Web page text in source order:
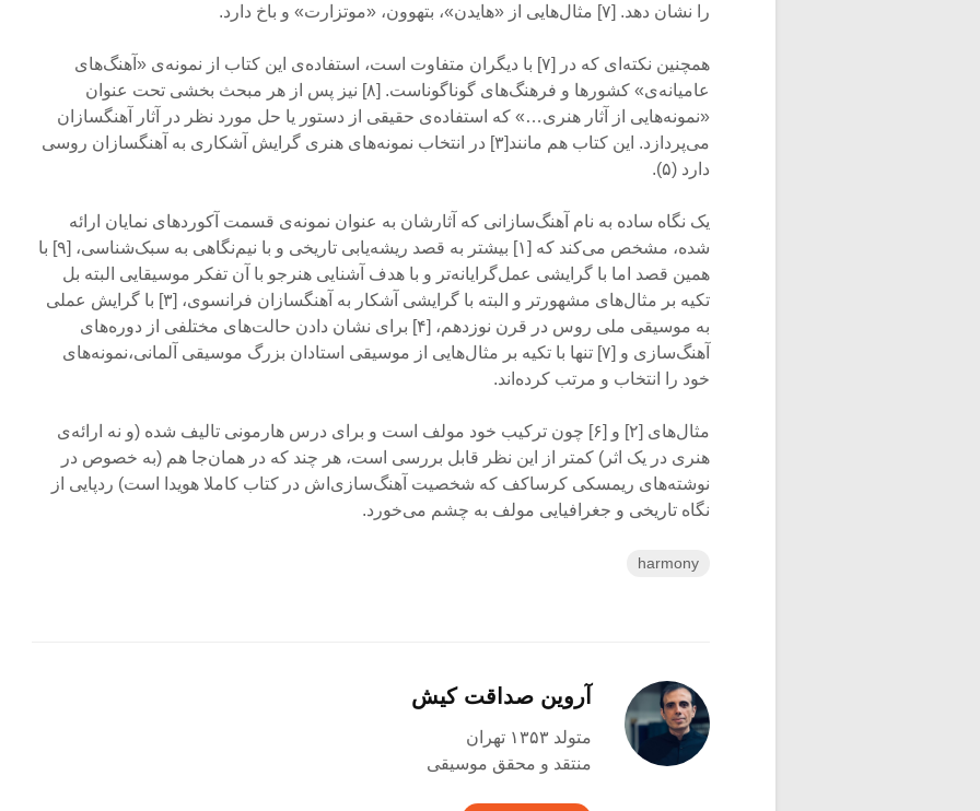
را نشان دهد. [۷] مثال‌هایی از «هایدن»، بتهوون، «موتزارت» و باخ دارد.
همچنین نکته‌ای که در [۷] با دیگران متفاوت است، استفاده‌ی این کتاب از نمونه‌ی «آهنگ‌های
عامیانه‌ی» کشورها و فرهنگ‌های گوناگوناست. [۸] نیز پس از هر مبحث بخشی تحت عنوان
«نمونه‌هایی از آثار هنری…» که استفاده‌ی حقیقی از دستور یا حل مورد نظر در آثار آهنگسازان
می‌پردازد. این کتاب هم مانند[۳] در انتخاب نمونه‌های هنری گرایش آشکاری به آهنگسازان روسی
دارد (۵).
یک نگاه ساده به نام آهنگ‌سازانی که آثارشان به عنوان نمونه‌ی قسمت آکوردهای نمایان ارائه
شده، مشخص می‌کند که [۱] بیشتر به قصد ریشه‌یابی تاریخی و با نیم‌نگاهی به سبک‌شناسی، [۹] با
همین قصد اما با گرایشی عمل‌گرایانه‌تر و با هدف آشنایی هنرجو با آن تفکر موسیقایی البته بل
تکیه بر مثال‌های مشهورتر و البته با گرایشی آشکار به آهنگسازان فرانسوی، [۳] با گرایش عملی
به موسیقی ملی روس در قرن نوزدهم، [۴] برای نشان دادن حالت‌های مختلفی از دوره‌های
آهنگ‌سازی و [۷] تنها با تکیه‌ بر مثال‌هایی از موسیقی استادان بزرگ موسیقی آلمانی،نمونه‌های
خود را انتخاب و مرتب کرده‌اند.
مثال‌های [۲] و [۶] چون ترکیب خود مولف است و برای درس هارمونی تالیف شده (و نه ارائه‌ی
هنری در یک اثر) کمتر از این نظر قابل بررسی است، هر چند که در همان‌جا هم (به خصوص در
نوشته‌های ریمسکی کرساکف که شخصیت آهنگ‌سازی‌اش در کتاب کاملا هویدا است) ردپایی از
نگاه تاریخی و جغرافیایی مولف به چشم می‌خورد.
harmony
آروین صداقت کیش
متولد ۱۳۵۳ تهران
منتقد و محقق موسیقی